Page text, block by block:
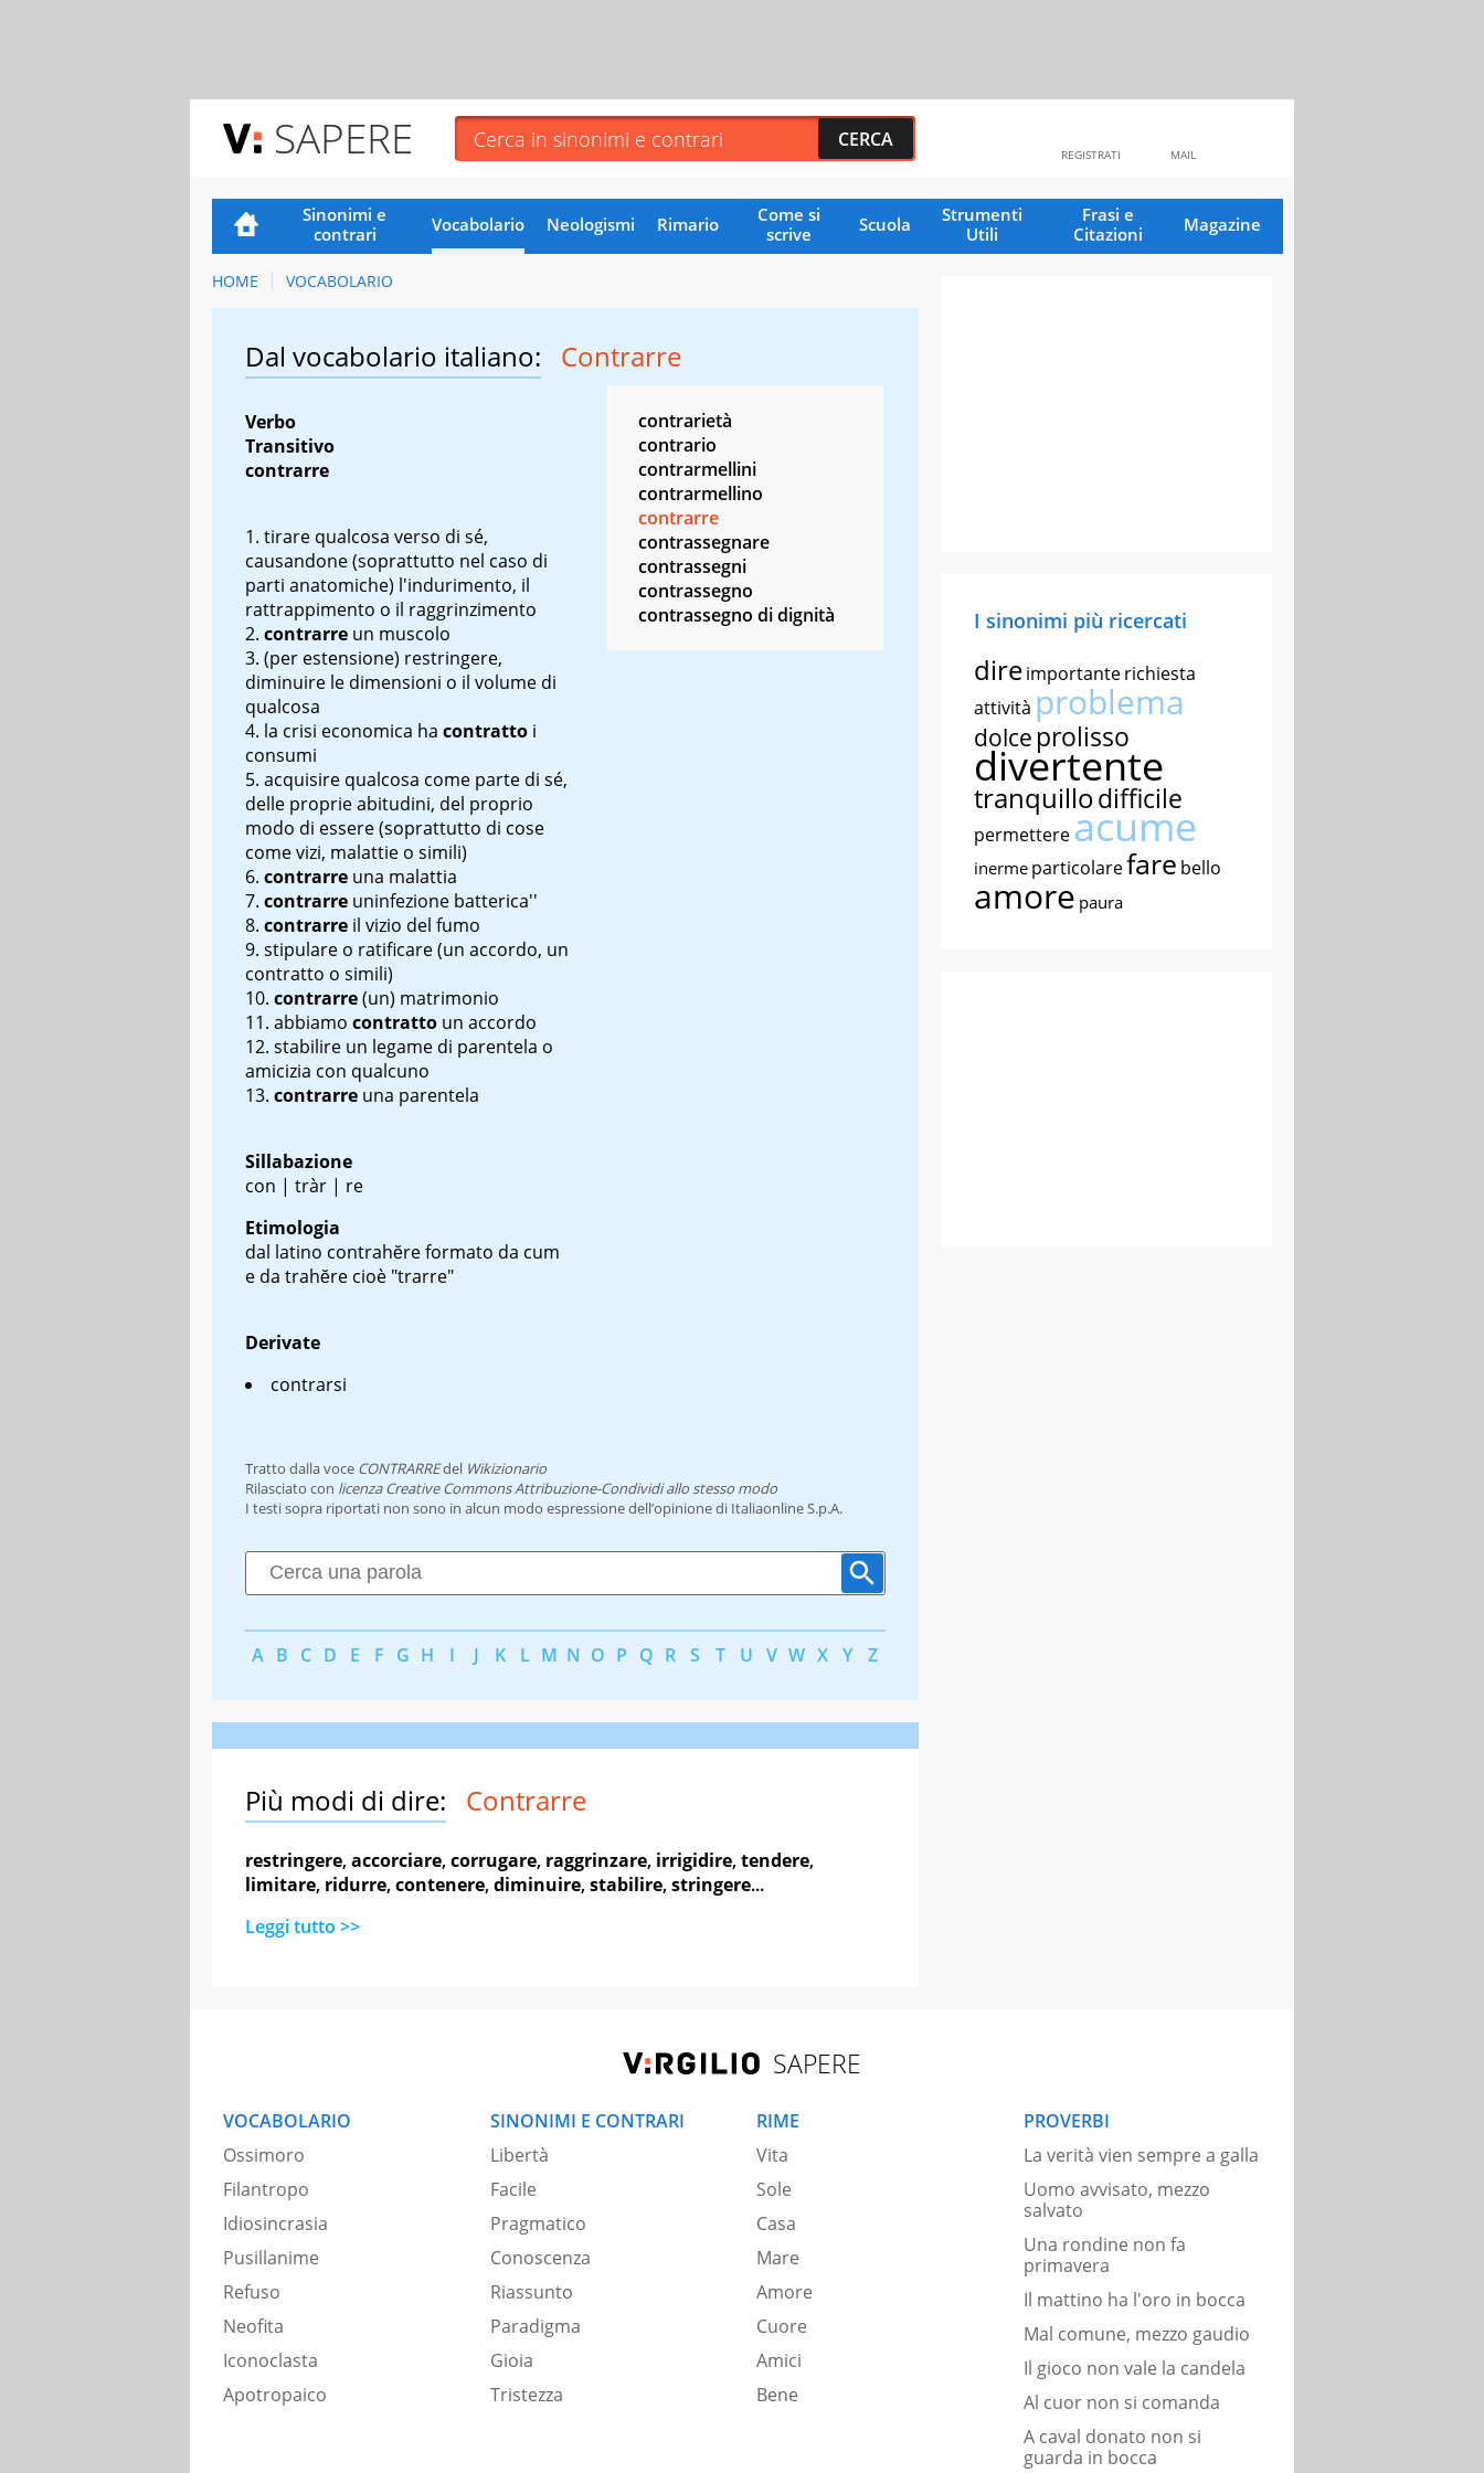
SAPERE MAIL
REGISTRATI
Sinonimi e
contrari
Vocabolario Neologismi Rimario
Come si
scrive
Scuola
Strumenti
Utili
Frasi e
Citazioni
Magazine
HOME VOCABOLARIO
Dal vocabolario italiano: Contrarre
Verbo
Transitivo
contrarre
tirare qualcosa verso di sé,
causandone (soprattutto nel caso di
parti anatomiche) l'indurimento, il
rattrappimento o il raggrinzimento
contrarre un muscolo
(per estensione) restringere,
diminuire le dimensioni o il volume di
qualcosa
la crisi economica ha contratto i
consumi
acquisire qualcosa come parte di sé,
delle proprie abitudini, del proprio
modo di essere (soprattutto di cose
come vizi, malattie o simili)
contrarre una malattia
contrarre uninfezione batterica''
contrarre il vizio del fumo
stipulare o ratificare (un accordo, un
contratto o simili)
contrarre(un) matrimonio
abbiamo contratto un accordo
stabilire un legame di parentela o
amicizia con qualcuno
contrarre una parentela
Sillabazione
con | tràr | re
Etimologia
dal latino contrahĕreformato da cum
e da trahĕre cioè "trarre"
Derivate
contrarsi
contrarietà
contrario
contrarmellini
contrarmellino
contrarre
contrassegnare
contrassegni
contrassegno
contrassegno di dignità
Tratto dalla voce CONTRARREdel Wikizionario
Rilasciato con licenza Creative Commons Attribuzione-Condividi allo stesso modo
I testi sopra riportati non sono in alcun modo espressione dell’opinione di Italiaonline S.p.A.
A B C D E F G H I J K L M N O P Q R S T U V W X Y Z
Più modi di dire: Contrarre
restringere,accorciare,corrugare, raggrinzare, irrigidire,tendere,
limitare, ridurre,contenere,diminuire,stabilire,stringere...
Leggi tutto >>
I sinonimi più ricercati
direimportanterichiesta
attività problema
dolce prolisso
divertente
tranquillodifficile
permettereacume
inerme particolarefare bello
amore paura
SAPERE
VOCABOLARIO
Ossimoro
Filantropo
Idiosincrasia
Pusillanime
Refuso
Neofita
Iconoclasta
Apotropaico
SINONIMI E CONTRARI
Libertà
Facile
Pragmatico
Conoscenza
Riassunto
Paradigma
Gioia
Tristezza
RIME
Vita
Sole
Casa
Mare
Amore
Cuore
Amici
Bene
PROVERBI
La verità vien sempre a galla
Uomo avvisato, mezzo
salvato
Una rondine non fa
primavera
Il mattino ha l'oro in bocca
Mal comune, mezzo gaudio
Il gioco non vale la candela
Al cuor non si comanda
A caval donato non si
guarda in bocca